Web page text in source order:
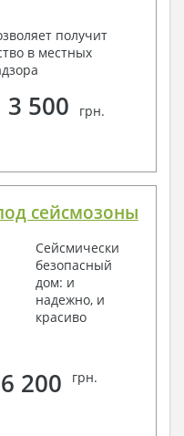
получит
в местных
3 500 грн.
сейсмозоны
Сейсмически
безопасный
дом: и
надежно, и
красиво
200 грн.